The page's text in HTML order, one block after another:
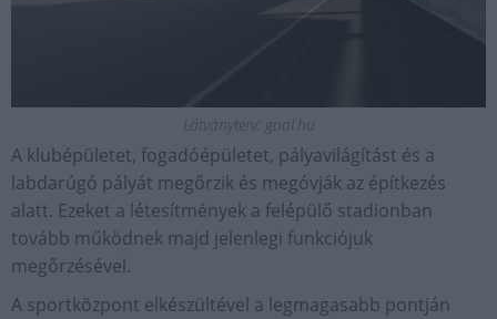
Látványterv: goal.hu
A klubépületet, fogadóépületet, pályavilágítást és a
labdarúgó pályát megőrzik és megóvják az építkezés
alatt. Ezeket a létesítmények a felépülő stadionban
tovább működnek majd jelenlegi funkciójuk
megőrzésével.
A sportközpont elkészültével a legmagasabb pontján